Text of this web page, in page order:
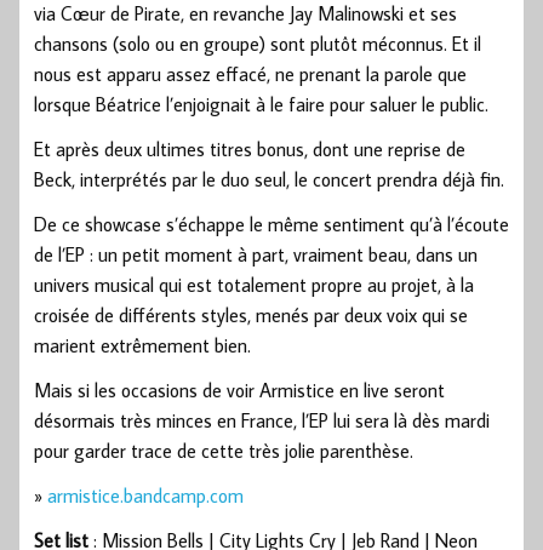
via Cœur de Pirate, en revanche Jay Malinowski et ses
chansons (solo ou en groupe) sont plutôt méconnus. Et il
nous est apparu assez effacé, ne prenant la parole que
lorsque Béatrice l’enjoignait à le faire pour saluer le public.
Et après deux ultimes titres bonus, dont une reprise de
Beck, interprétés par le duo seul, le concert prendra déjà fin.
De ce showcase s’échappe le même sentiment qu’à l’écoute
de l’EP : un petit moment à part, vraiment beau, dans un
univers musical qui est totalement propre au projet, à la
croisée de différents styles, menés par deux voix qui se
marient extrêmement bien.
Mais si les occasions de voir Armistice en live seront
désormais très minces en France, l’EP lui sera là dès mardi
pour garder trace de cette très jolie parenthèse.
» armistice.bandcamp.com
Set list : Mission Bells | City Lights Cry | Jeb Rand | Neon